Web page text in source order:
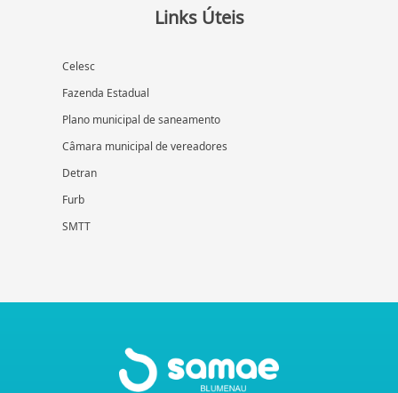
Links Úteis
Celesc
Fazenda Estadual
Plano municipal de saneamento
Câmara municipal de vereadores
Detran
Furb
SMTT